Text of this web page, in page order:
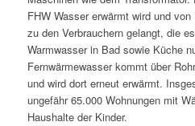
FHW Wasser erwärmt wird und
zu den Verbrauchern gelangt, die
Warmwasser in Bad sowie Küche
Fernwärmewasser kommt über
und wird dort erneut erwärmt.
ungefähr 65.000 Wohnungen mit
Haushalte der Kinder.